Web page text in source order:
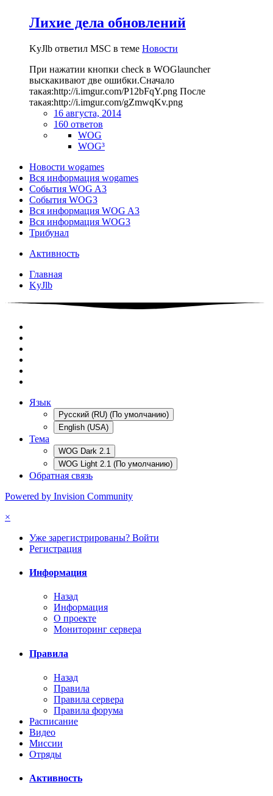
Лихие дела обновлений
KyJlb ответил MSC в теме Новости
При нажатии кнопки check в WOGlauncher
выскакивают две ошибки.Сначало
такая:http://i.imgur.com/P12bFqY.png После
такая:http://i.imgur.com/gZmwqKv.png
16 августа, 2014
160 ответов
WOG
WOG³
Новости wogames
Вся информация wogames
События WOG A3
События WOG3
Вся информация WOG A3
Вся информация WOG3
Трибунал
Активность
Главная
KyJlb
Язык
Русский (RU) (По умолчанию)
English (USA)
Тема
WOG Dark 2.1
WOG Light 2.1 (По умолчанию)
Обратная связь
Powered by Invision Community
×
Уже зарегистрированы? Войти
Регистрация
Информация
Назад
Информация
О проекте
Мониторинг сервера
Правила
Назад
Правила
Правила сервера
Правила форума
Расписание
Видео
Миссии
Отряды
Активность